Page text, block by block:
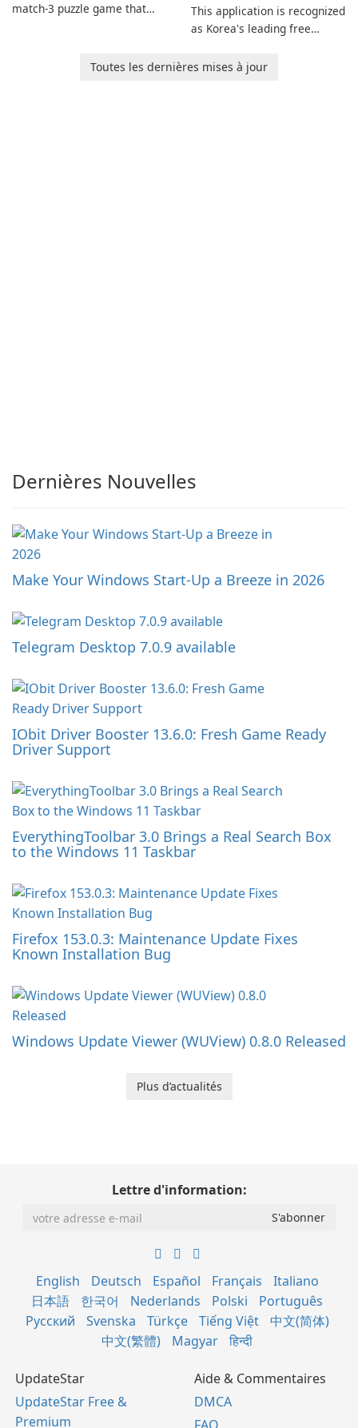
match-3 puzzle game that
Ollie, on an adventurous
This application is recognized
as Korea's leading free
baby tracking, offering
Toutes les dernières mises à jour
Dernières Nouvelles
Make Your Windows Start-Up a Breeze in 2026
Telegram Desktop 7.0.9 available
IObit Driver Booster 13.6.0: Fresh Game Ready
Driver Support
EverythingToolbar 3.0 Brings a Real Search Box
to the Windows 11 Taskbar
Firefox 153.0.3: Maintenance Update Fixes
Known Installation Bug
Windows Update Viewer (WUView) 0.8.0 Released
Plus d’actualités
Lettre d'information:
English Deutsch Español Français
Italiano
日本語
한국어 Nederlands Polski
Português
Русский
Svenska Türkçe Tiếng Việt
中文(简体)
中文(繁體)
Magyar हिन्दी
UpdateStar
UpdateStar Free &
Premium
Aide & Commentaires
DMCA